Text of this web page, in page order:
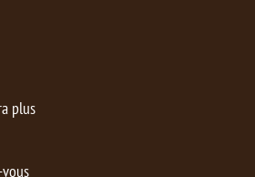
plus